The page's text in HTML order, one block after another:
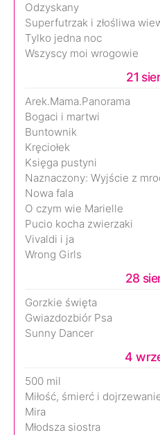
Odzyskany
Superfutrzak i złośliwa
Tylko jedna noc
Wszyscy moi wrogowie
21
Arek.Mama.Panorama
Bogaci i martwi
Buntownik
Kręciołek
Księga pustyni
Naznaczony: Wyjście z
Nowa fala
O czym wie Marielle
Pucio kocha zwierzaki
Vivaldi i ja
Wrong Girls
28
Gorzkie święta
Gwiazdozbiór Psa
Sunny Dancer
4
500 mil
Miłość, śmierć i
Mira
Młodsza siostra